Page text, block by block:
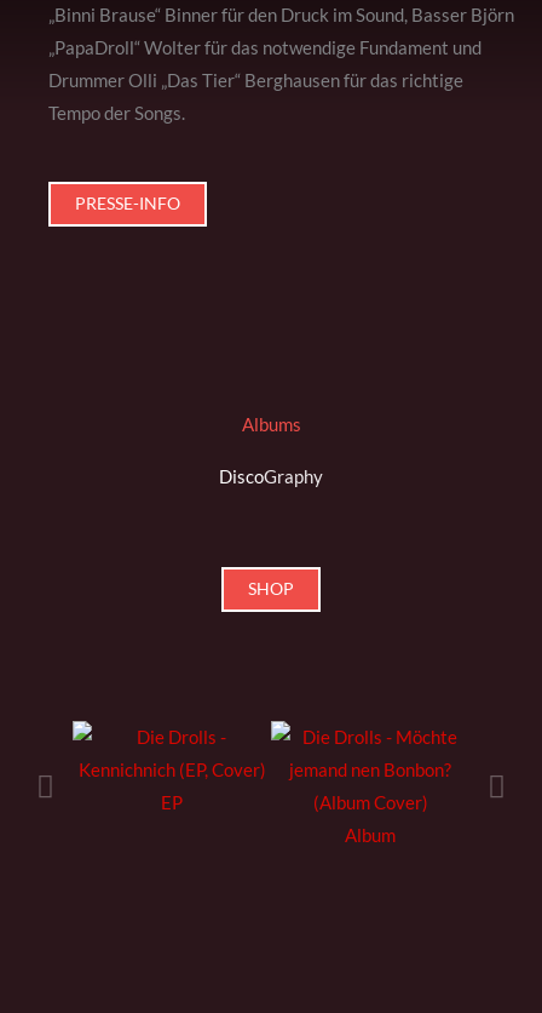
„Binni Brause“ Binner für den Druck im Sound, Basser Björn
„PapaDroll“ Wolter für das notwendige Fundament und
Drummer Olli „Das Tier“ Berghausen für das richtige
Tempo der Songs.
PRESSE-INFO
Albums
DiscoGraphy
SHOP
EP
Album